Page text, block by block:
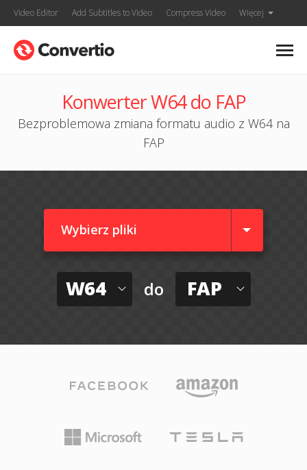
Video Editor Add Subtitles to Video Compress Video Więcej
Konwerter W64 do FAP
Bezproblemowa zmiana formatu audio z W64 na
FAP
Wybierz pliki
W64 do FAP